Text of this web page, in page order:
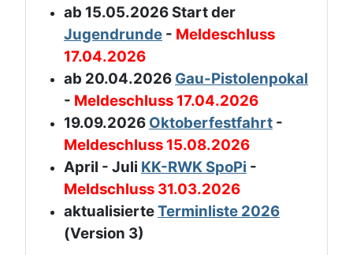
ab 15.05.2026 Start der
Jugendrunde - Meldeschluss
17.04.2026
ab 20.04.2026 Gau-Pistolenpokal
- Meldeschluss 17.04.2026
19.09.2026 Oktoberfestfahrt -
Meldeschluss 15.08.2026
April - Juli KK-RWK SpoPi -
Meldschluss 31.03.2026
aktualisierteTerminliste 2026
(Version 3)